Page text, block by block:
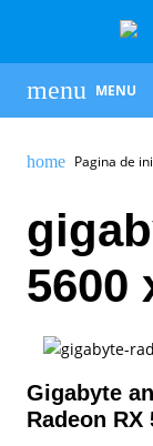
MENU
Pagina de
5600
Gigabyte
Radeon RX